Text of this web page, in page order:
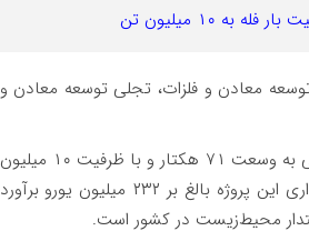
معادن و فلزات، تجلی توسعه معادن و
پروژه هیمکو شامل احداث اسکله و پایانه مکانیزه ریلی مواد معدنی در زمینی به وسعت ۷۱ هکتار و با ظرفیت ۱۰ میلیون
تن مواد معدنی و یک میلیون تن گوگرد در سال است؛ همچنین سرمایه‌گذاری این پروژه بالغ بر ۲۳۲ میلیون یورو برآورد
محیط‌زیست در کشور است.